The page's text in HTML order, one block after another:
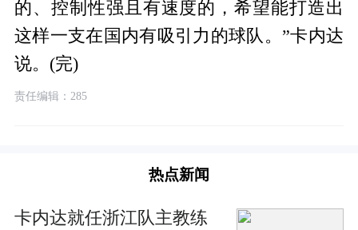
的、控制性强且有速度的，希望能打造出
这样一支在国内有吸引力的球队。”卡内达
说。(完)
责任编辑：285
热点新闻
卡内达就任浙江队主教练